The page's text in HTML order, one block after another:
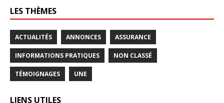
LES THÈMES
ACTUALITÉS ANNONCES ASSURANCE
INFORMATIONS PRATIQUES NON CLASSÉ
TÉMOIGNAGES UNE
LIENS UTILES